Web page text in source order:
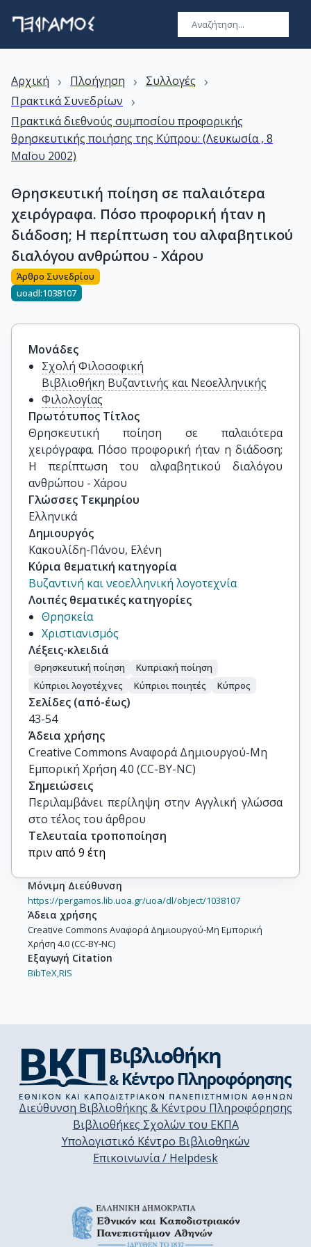
Αρχική › Πλοήγηση › Συλλογές ›
Πρακτικά Συνεδρίων ›
Πρακτικά διεθνούς συμποσίου προφορικής
θρησκευτικής ποιήσης της Κύπρου: (Λευκωσία , 8
ΜαΪου 2002)
Θρησκευτική ποίηση σε παλαιότερα
χειρόγραφα. Πόσο προφορική ήταν η
διάδοση; Η περίπτωση του αλφαβητικού
διαλόγου ανθρώπου - Χάρου
Άρθρο Συνεδρίου
uoadl:1038107
Μονάδες
Σχολή Φιλοσοφική
Βιβλιοθήκη Βυζαντινής και Νεοελληνικής
Φιλολογίας
Πρωτότυπος Τίτλος
Θρησκευτική ποίηση σε παλαιότερα
χειρόγραφα. Πόσο προφορική ήταν η διάδοση;
Η περίπτωση του αλφαβητικού διαλόγου
ανθρώπου - Χάρου
Γλώσσες Τεκμηρίου
Ελληνικά
Δημιουργός
Κακουλίδη-Πάνου, Ελένη
Κύρια θεματική κατηγορία
Βυζαντινή και νεοελληνική λογοτεχνία
Λοιπές θεματικές κατηγορίες
Θρησκεία
Χριστιανισμός
Λέξεις-κλειδιά
Θρησκευτική ποίηση
Κυπριακή ποίηση
Κύπριοι λογοτέχνες
Κύπριοι ποιητές Κύπρος
Σελίδες (από-έως)
43-54
Άδεια χρήσης
Creative Commons Αναφορά Δημιουργού-Μη
Εμπορική Χρήση 4.0 (CC-BY-NC)
Σημειώσεις
Περιλαμβάνει περίληψη στην Αγγλική γλώσσα
στο τέλος του άρθρου
Τελευταία τροποποίηση
πριν από 9 έτη
Μόνιμη Διεύθυνση
https://pergamos.lib.uoa.gr/uoa/dl/object/1038107
Άδεια χρήσης
Creative Commons Αναφορά Δημιουργού-Μη Εμπορική
Χρήση 4.0 (CC-BY-NC)
Εξαγωγή Citation
BibTeX,RIS
Διεύθυνση Βιβλιοθήκης & Κέντρου Πληροφόρησης
Βιβλιοθήκες Σχολών του ΕΚΠΑ
Υπολογιστικό Κέντρο Βιβλιοθηκών
Επικοινωνία / Helpdesk